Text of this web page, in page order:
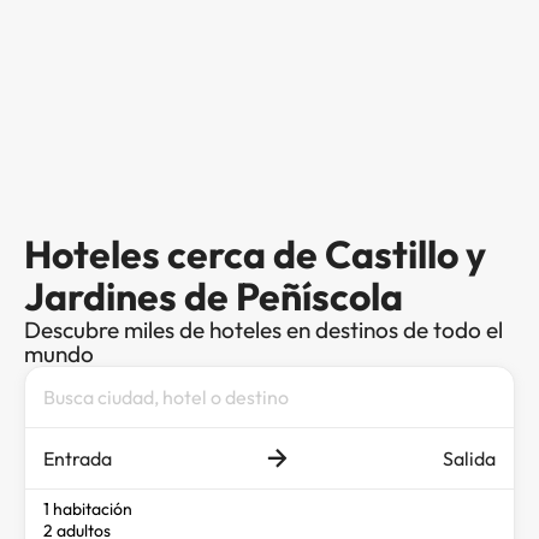
Hoteles cerca de Castillo y
Jardines de Peñíscola
Descubre miles de hoteles en destinos de todo el
mundo
Entrada Salida
1 habitación
2 adultos